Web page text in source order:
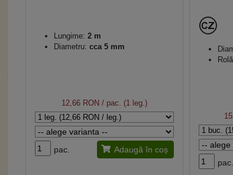
Lungime: 2 m
Diametru: cca 5 mm
12,66 RON / pac. (1 leg.)
pac. Adaugă în coș
pac.